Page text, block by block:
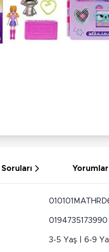
Hobi
Maketler
Yorumlar
0194735173990
3-5 Yaş | 6-9